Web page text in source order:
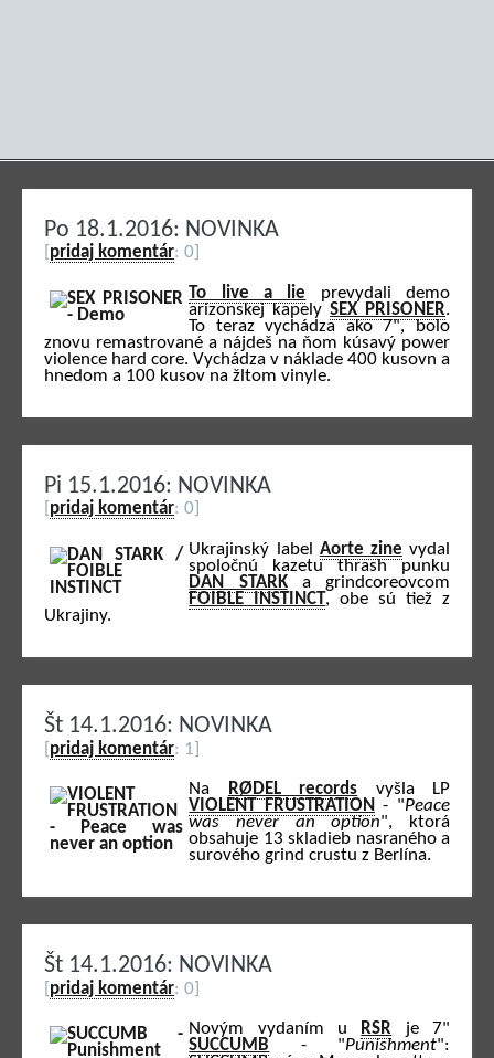
Po 18.1.2016: NOVINKA
pridaj komentár: 0]
To live a lie prevydali demo
arizonskej kapelySEX PRISONER.
To teraz vychádza ako 7", bolo
znovu remastrované a nájdeš na ňom kúsavý power
violence hard core. Vychádza v náklade 400 kusovn a
hnedom a 100 kusov na žltom vinyle.
Pi 15.1.2016: NOVINKA
pridaj komentár: 0]
Ukrajinský label Aorte zine vydal
spoločnú kazetu thrash punku
DAN STARKa grindcoreovcom
FOIBLE INSTINCT, obe sú tiež z
Ukrajiny.
Št 14.1.2016: NOVINKA
pridaj komentár: 1]
Na RØDEL records vyšla LP
VIOLENT FRUSTRATION - "Peace
was never an option", ktorá
obsahuje 13 skladieb nasraného a
surového grind crustu z Berlína.
Št 14.1.2016: NOVINKA
pridaj komentár: 0]
Novým vydaním u RSR je 7"
SUCCUMB - "Punishment":